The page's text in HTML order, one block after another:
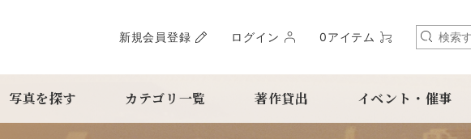
新規会員登録 ログイン 0アイテム
検
写真を探す カテゴリ一覧 著作貸出 イベント・催事